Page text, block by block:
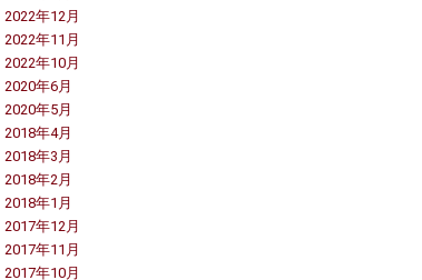
2022年12月
2022年11月
2022年10月
2020年6月
2020年5月
2018年4月
2018年3月
2018年2月
2018年1月
2017年12月
2017年11月
2017年10月